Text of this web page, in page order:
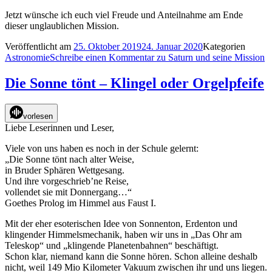
Jetzt wünsche ich euch viel Freude und Anteilnahme am Ende
dieser unglaublichen Mission.
Veröffentlicht am 25. Oktober 201924. Januar 2020Kategorien
AstronomieSchreibe einen Kommentarzu Saturn und seine Mission
Die Sonne tönt – Klingel oder Orgelpfeife
vorlesen
Liebe Leserinnen und Leser,
Viele von uns haben es noch in der Schule gelernt:
„Die Sonne tönt nach alter Weise,
in Bruder Sphären Wettgesang.
Und ihre vorgeschrieb’ne Reise,
vollendet sie mit Donnergang…“
Goethes Prolog im Himmel aus Faust I.
Mit der eher esoterischen Idee von Sonnenton, Erdenton und
klingender Himmelsmechanik, haben wir uns in „Das Ohr am
Teleskop“ und „klingende Planetenbahnen“ beschäftigt.
Schon klar, niemand kann die Sonne hören. Schon alleine deshalb
nicht, weil 149 Mio Kilometer Vakuum zwischen ihr und uns liegen.